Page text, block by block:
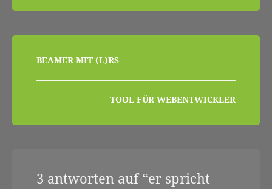
beitragsnavigation
BEAMER MIT (L)RS
TOOL FÜR WEBENTWICKLER
3 antworten auf “er spricht